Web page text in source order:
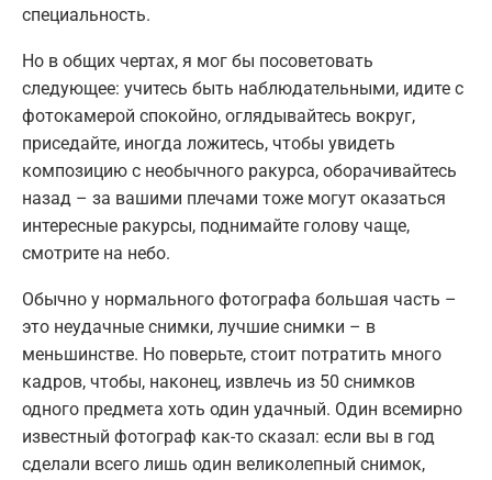
специальность.
Но в общих чертах, я мог бы посоветовать
следующее: учитесь быть наблюдательными, идите с
фотокамерой спокойно, оглядывайтесь вокруг,
приседайте, иногда ложитесь, чтобы увидеть
композицию с необычного ракурса, оборачивайтесь
назад – за вашими плечами тоже могут оказаться
интересные ракурсы, поднимайте голову чаще,
смотрите на небо.
Обычно у нормального фотографа большая часть –
это неудачные снимки, лучшие снимки – в
меньшинстве. Но поверьте, стоит потратить много
кадров, чтобы, наконец, извлечь из 50 снимков
одного предмета хоть один удачный. Один всемирно
известный фотограф как-то сказал: если вы в год
сделали всего лишь один великолепный снимок,